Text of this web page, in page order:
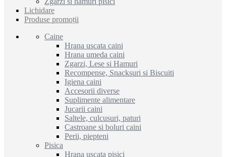
Lichidare
Produse promoții
Caine
Hrana uscata caini
Hrana umeda caini
Zgarzi, Lese si Hamuri
Recompense, Snacksuri si Biscuiti
Igiena caini
Accesorii diverse
Suplimente alimentare
Jucarii caini
Saltele, culcusuri, paturi
Castroane si boluri caini
Perii, piepteni
Pisica
Hrana uscata pisici